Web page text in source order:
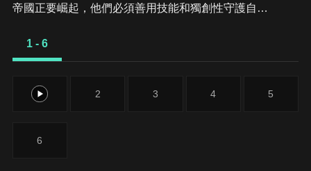
帝國正要崛起，他們必須善用技能和獨創性守護自己
1 - 6
1 2 3 4 5
6